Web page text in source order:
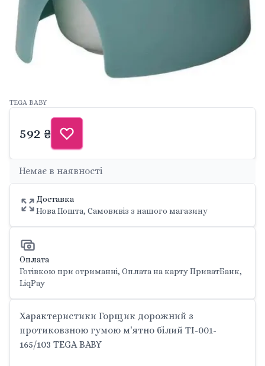
TEGA BABY
592 ₴
Немає в наявності
Доставка
Нова Пошта, Самовивіз з нашого магазину
Оплата
Готівкою при отриманні, Оплата на карту ПриватБанк,
LiqPay
Характеристики Горщик дорожний з
протиковзною гумою м'ятно білий TI-001-
165/103 TEGA BABY